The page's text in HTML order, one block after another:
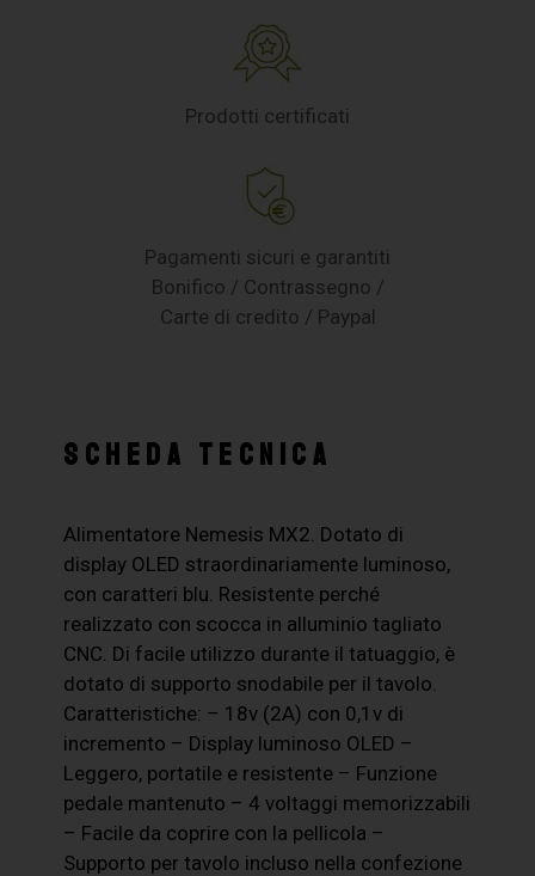
Prodotti certificati
Pagamenti sicuri e garantiti
Bonifico / Contrassegno /
Carte di credito / Paypal
SCHEDA TECNICA
Alimentatore Nemesis MX2. Dotato di
display OLED straordinariamente luminoso,
con caratteri blu. Resistente perché
realizzato con scocca in alluminio tagliato
CNC. Di facile utilizzo durante il tatuaggio, è
dotato di supporto snodabile per il tavolo.
Caratteristiche: – 18v (2A) con 0,1v di
incremento – Display luminoso OLED –
Leggero, portatile e resistente – Funzione
pedale mantenuto – 4 voltaggi memorizzabili
– Facile da coprire con la pellicola –
Supporto per tavolo incluso nella confezione